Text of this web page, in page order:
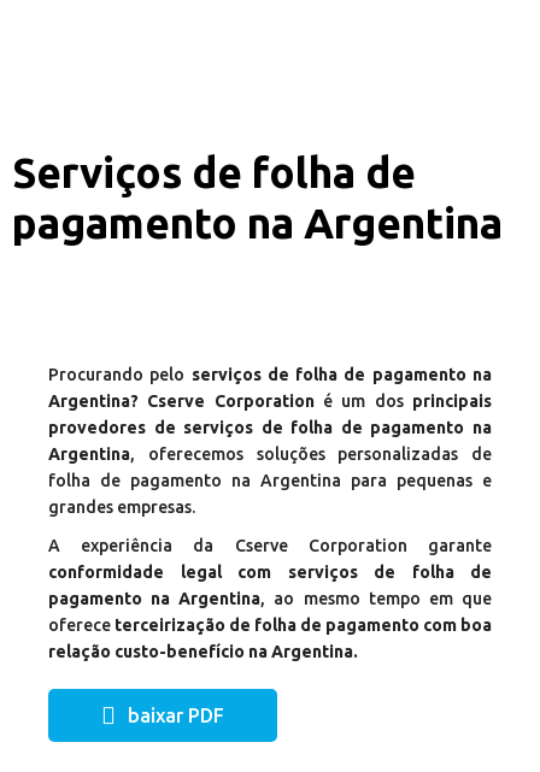
Serviços de folha de
pagamento na Argentina
Procurando pelo serviços de folha de pagamento na
Argentina? Cserve Corporationé um dosprincipais
provedores de serviços de folha de pagamento na
Argentina, oferecemos soluções personalizadas de
folha de pagamento na Argentina para pequenas e
grandes empresas.
A experiência da Cserve Corporation garante
conformidade legal com serviços de folha de
pagamento na Argentina, ao mesmo tempo em que
oferece terceirização de folha de pagamento com boa
relação custo-benefício na Argentina.
baixar PDF